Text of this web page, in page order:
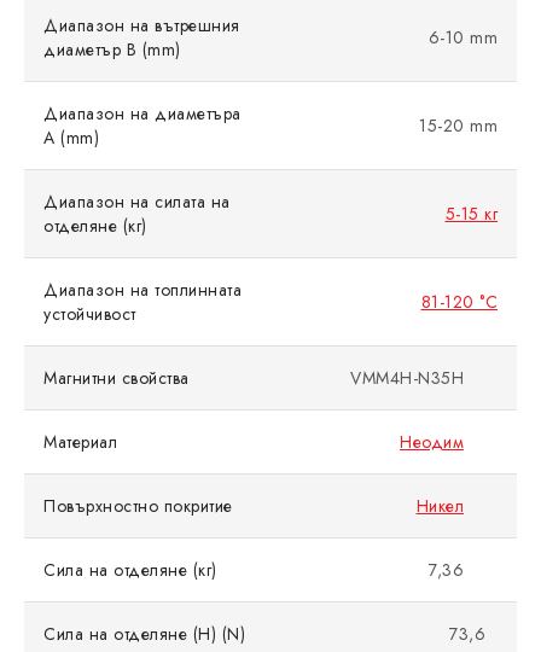
Диапазон на вътрешния
диаметър B (mm)
6-10 mm
Диапазон на диаметъра
A (mm)
15-20 mm
Диапазон на силата на
отделяне (кг)
5-15 кг
Диапазон на топлинната
устойчивост
81-120 °C
Магнитни свойства VMM4H-N35H
Материал Неодим
Повърхностно покритие Никел
Сила на отделяне (кг) 7,36
Сила на отделяне (Н) (N) 73,6